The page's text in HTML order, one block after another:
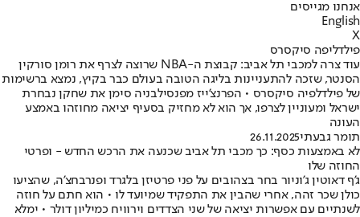
אנחנו מגייסים
English
X
פילדליפה סיקסרס
עוד צרה למכבי תל אביב: קבוצת ה-NBA שרוצה לצרף את רומן סורקין
הסנטר, שזכה להתעניינות בליגה הטובה בעולם כבר בקיץ, נמצא ברשימות
של פילדלפיה סיקסרס • הפרנצ'ייז מפנסילבניה סימן את שחקן נבחרת
ישראל ומעוניין לצרפו, אך הוא לא מחזיק בסעיף יציאה מחוזהו באמצע
העונה
תומר גבעתי26.11.2025
לא באמצעות כסף: כך מכבי תל אביב שכנעה את הרכש החדש - ופרטי
החוזה שלו
ג'ף דאוטין ג'וניור בחר בצהובים על פני פרטיזן בלגרד ופנרבחצ'ה, שהציעו
כולן שכר זהה, אחרי שהבין את התפקיד שמיועד לו • הוא חתם על חוזה
לשנתיים עם אפשרות יציאה של שני הצדדים וירוויח כמיליון דולר • ימלא